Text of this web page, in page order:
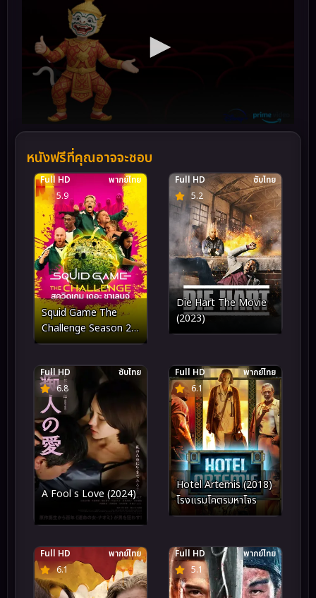
หนังฟรีที่คุณอาจจะชอบ
5.9
Full HD พากย์ไทย
Squid Game The
Challenge Season 2
สควิดเกม เดอะ ชาเลนจ์ ซี
5.2
Full HD ซับไทย
Die Hart The Movie
(2023)
6.8
Full HD ซับไทย
A Fool s Love (2024)
6.1
Full HD พากย์ไทย
Hotel Artemis (2018)
โรงแรมโคตรมหาโจร
6.1
Full HD พากย์ไทย
5.1
Full HD พากย์ไทย